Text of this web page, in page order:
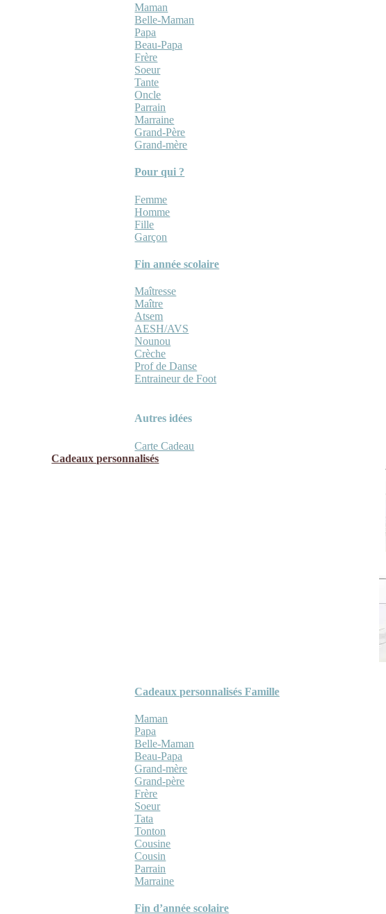
Maman
Belle-Maman
Papa
Beau-Papa
Frère
Soeur
Tante
Oncle
Parrain
Marraine
Grand-Père
Grand-mère
Pour qui ?
Femme
Homme
Fille
Garçon
Fin année scolaire
Maîtresse
Maître
Atsem
AESH/AVS
Nounou
Crèche
Prof de Danse
Entraineur de Foot
Autres idées
Carte Cadeau
Cadeaux personnalisés
Cadeaux personnalisés Famille
Maman
Papa
Belle-Maman
Beau-Papa
Grand-mère
Grand-père
Frère
Soeur
Tata
Tonton
Cousine
Cousin
Parrain
Marraine
Fin d’année scolaire